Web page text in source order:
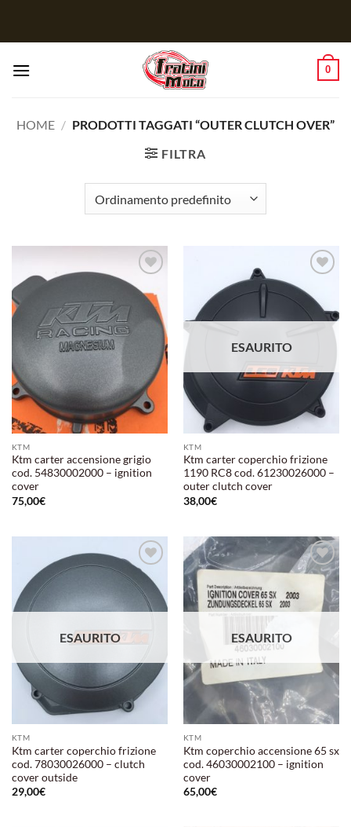
0
HOME / PRODOTTI TAGGATI “OUTER CLUTCH OVER”
FILTRA
Aggiungi
alla lista
desideri
KTM
Ktm carter accensione grigio
cod. 54830002000 – ignition
cover
75,00€
Aggiungi
alla lista
dei
desideri
ESAURITO
KTM
Ktm carter coperchio frizione
1190 RC8 cod. 61230026000 –
outer clutch cover
38,00€
Aggiungi
alla lista
dei
desideri
ESAURITO
KTM
Ktm carter coperchio frizione
cod. 78030026000 – clutch
cover outside
29,00€
Aggiungi
alla lista
desideri
ESAURITO
KTM
Ktm coperchio accensione 65 sx
cod. 46030002100 – ignition
cover
65,00€